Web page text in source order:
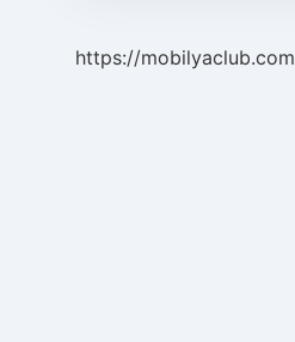
https://mobilyaclub.com